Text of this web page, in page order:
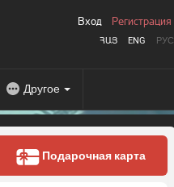
ՀԱՅ ENG РУС
Вход Регистрация
Другое
Подарочная карта